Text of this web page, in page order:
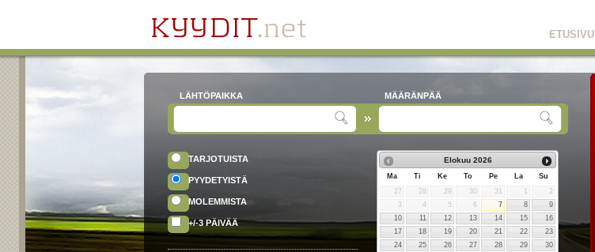
ETUSIVU
LÄHTÖPAIKKA MÄÄRÄNPÄÄ
TARJOTUISTA
PYYDETYISTÄ
MOLEMMISTA
+/-3 PÄIVÄÄ
Elokuu 2026
Ma Ti Ke To Pe La
Su
27
28 29 30 31
2
3
4 5 6 7 8
9
10
11 12 13 14 15
16
17
18 19 20 21 22
23
24
25 26 27 28 29
30